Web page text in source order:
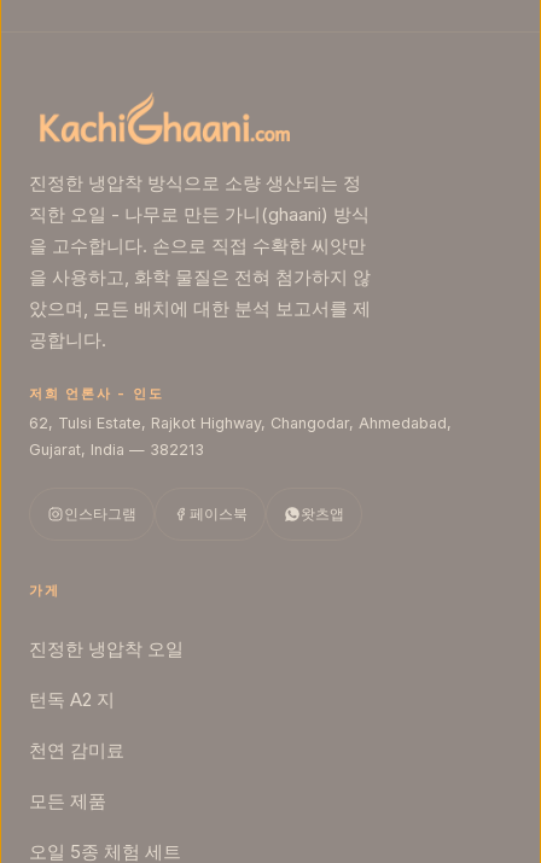
진정한 냉압착 방식으로 소량 생산되는 정
직한 오일 - 나무로 만든 가니(ghaani) 방식
을 고수합니다. 손으로 직접 수확한 씨앗만
을 사용하고, 화학 물질은 전혀 첨가하지 않
았으며, 모든 배치에 대한 분석 보고서를 제
공합니다.
저희 언론사 - 인도
62, Tulsi Estate, Rajkot Highway, Changodar, Ahmedabad,
Gujarat, India — 382213
인스타그램 페이스북 왓츠앱
가게
진정한 냉압착 오일
턴독 A2 지
천연 감미료
모든 제품
오일 5종 체험 세트
فارسی
Deutsch Gaeilge
Dansk